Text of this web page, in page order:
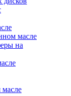
масле
на
масле